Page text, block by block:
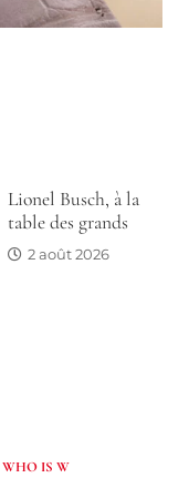
Lionel Busch, à la
table des grands
2 août 2026
WHO IS W